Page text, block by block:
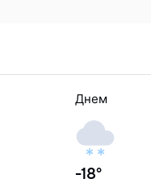
Днем
-18°